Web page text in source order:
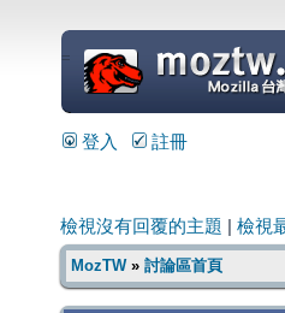
=
登入 註冊
檢視沒有回覆的主題 檢視
MozTW» 討論區首頁